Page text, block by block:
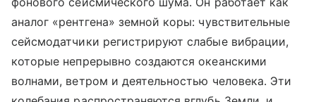
аналог «рентгена» земной коры: чувствительные
сейсмодатчики регистрируют слабые вибрации,
которые непрерывно создаются океанскими
волнами, ветром и деятельностью человека. Эти